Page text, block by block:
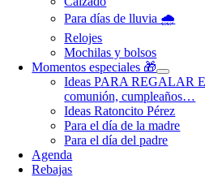
Para días de lluvia 🌧️
Relojes
Mochilas y bolsos
Momentos especiales 🎁
Ideas PARA REGALAR
comunión, cumpleaños…
Ideas Ratoncito Pérez
Para el día de la madre
Para el día del padre
Agenda
Rebajas